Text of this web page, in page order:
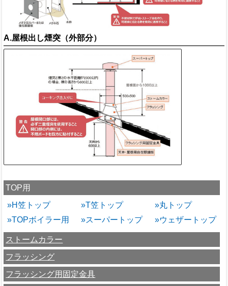
A.屋根出し煙突（外部分）
TOP用
»H笠トップ
»T笠トップ
»丸トップ
»TOPボイラー用
»スーパートップ »ウェザートップ
ストームカラー
フラッシング
フラッシング用固定金具